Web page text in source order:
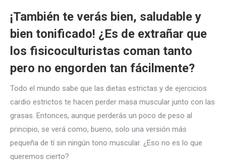
¡También te verás bien, saludable y
bien tonificado! ¿Es de extrañar que
los fisicoculturistas coman tanto
pero no engorden tan fácilmente?
Todo el mundo sabe que las dietas estrictas y de ejercicios
cardio estrictos te hacen perder masa muscular junto con las
grasas. Entonces, aunque perderás un poco de peso al
principio, se verá como, bueno, solo una versión más
pequeña de tí sin ningún tono muscular. ¿Eso no es lo que
queremos cierto?